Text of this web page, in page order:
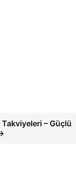
– Güçlü